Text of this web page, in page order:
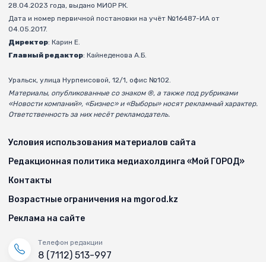
28.04.2023 года, выдано МИОР РК.
Дата и номер первичной постановки на учёт №16487-ИА от
04.05.2017.
Директор: Карин Е.
Главный редактор: Кайнеденова А.Б.
Уральск, улица Нурпеисовой, 12/1, офис №102.
Материалы, опубликованные со знаком ®, а также под рубриками
«Новости компаний», «Бизнес» и «Выборы» носят рекламный характер.
Ответственность за них несёт рекламодатель.
Условия использования материалов сайта
Редакционная политика медиахолдинга «Мой ГОРОД»
Контакты
Возрастные ограничения на mgorod.kz
Реклама на сайте
Телефон редакции
8 (7112) 513-997